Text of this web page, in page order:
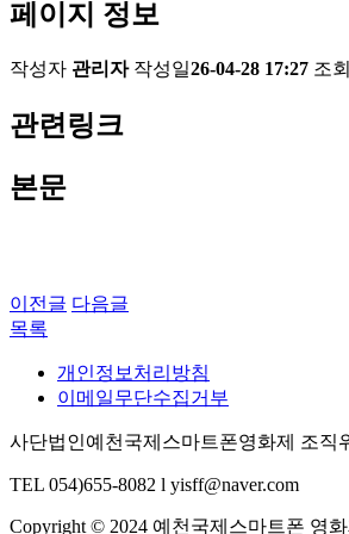
페이지 정보
작성자 관리자 작성일26-04-28 17:27 조회
관련링크
본문
이전글 다음글
목록
개인정보처리방침
이메일무단수집거부
사단법인예천국제스마트폰영화제 조직
TEL 054)655-8082 l yisff@naver.com
Copyright © 2024 예천국제스마트폰 영화